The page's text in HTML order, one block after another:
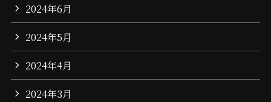
2024年6月
2024年5月
2024年4月
2024年3月